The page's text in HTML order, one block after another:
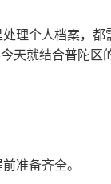
理个人档案，都
天就结合普陀区
准备齐全。